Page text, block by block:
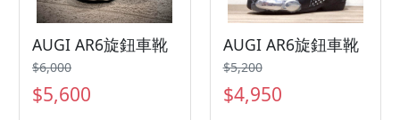
AUGI AR6旋鈕車靴
$6,000
$5,600
AUGI AR6旋鈕車靴
$5,200
$4,950